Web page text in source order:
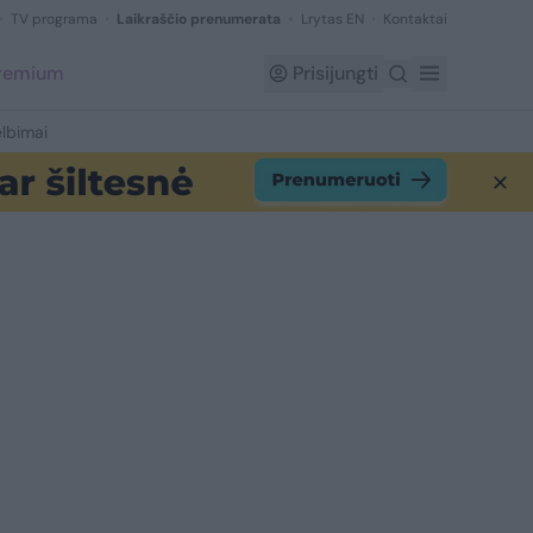
TV programa Laikraščio prenumerata Lrytas EN Kontaktai
Prisijungti